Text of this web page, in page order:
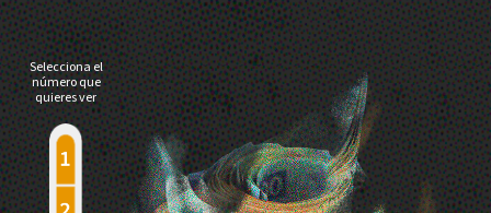
Selecciona el
número que
quieres ver